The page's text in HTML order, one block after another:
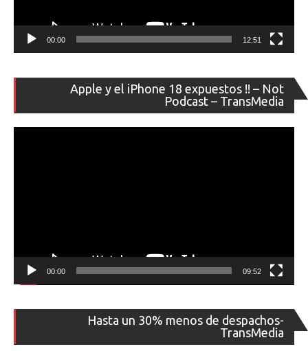
00:00 12:51
Apple y el iPhone 18 expuestos !! – Not
Podcast – TransMedia
de
00:00 09:52
Hasta un 30% menos de despachos-
TransMedia
de